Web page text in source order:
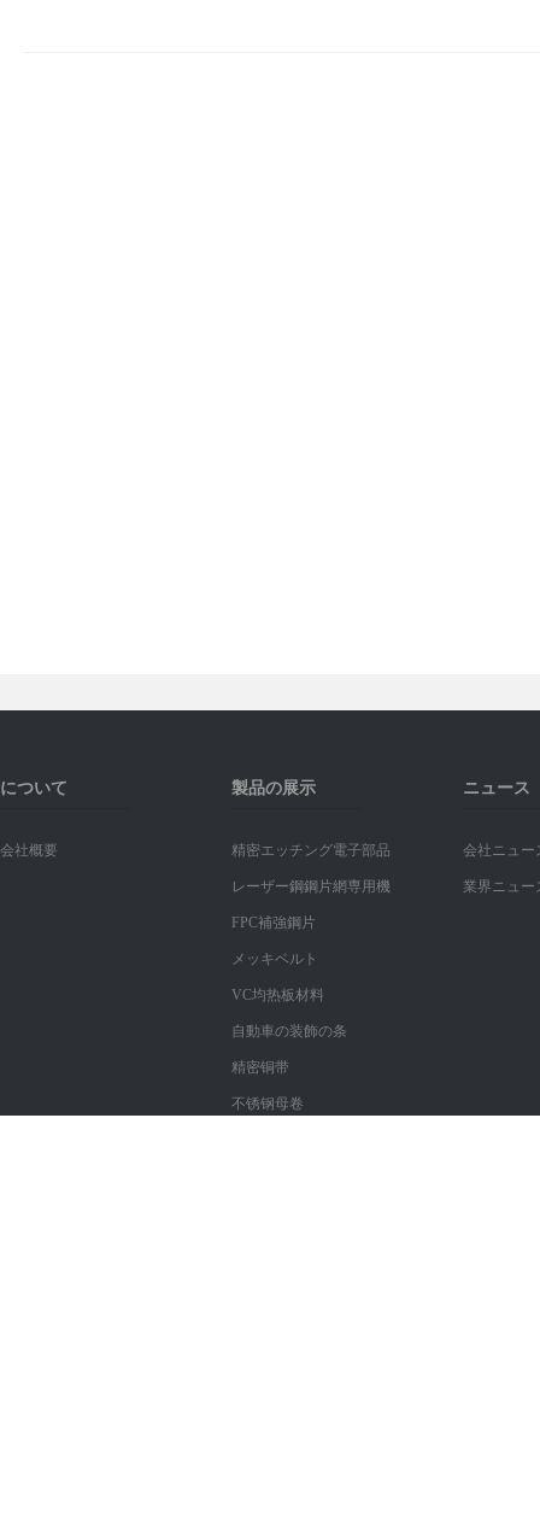
について
会社概要
製品の展示
精密エッチング電子部品
レーザー鋼鋼片網専用機
FPC補強鋼片
メッキベルト
VC均热板材料
自動車の装飾の条
精密铜带
不锈钢母卷
ニュース
会社ニュー
業界ニュー